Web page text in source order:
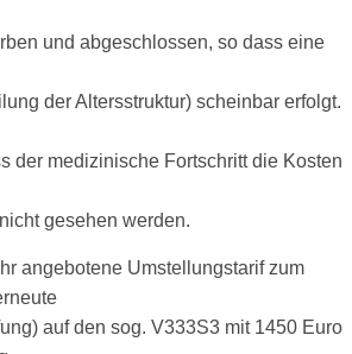
und abgeschlossen, so dass eine
der Altersstruktur) scheinbar erfolgt.
der medizinische Fortschritt die Kosten
gesehen werden.
angebotene Umstellungstarif zum
auf den sog. V333S3 mit 1450 Euro